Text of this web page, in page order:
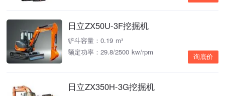
日立ZX50U-3F挖掘机
铲斗容量：0.19 m³
额定功率：29.8/2500 kw/rpm
询底价
日立ZX350H-3G挖掘机